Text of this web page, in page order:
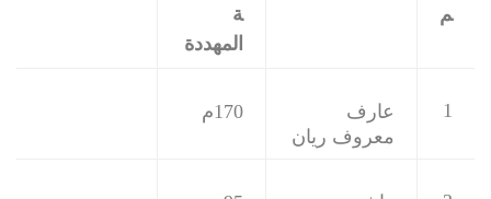
م
ة
المهددة
1
عارف
معروف ريان
170م